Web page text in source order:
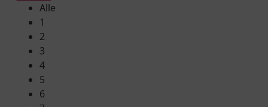
Alle
1
2
3
4
5
6